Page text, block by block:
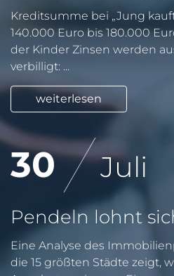
Kreditsumme bei „Jung
140.000 Euro bis 180.000
der Kinder Zinsen werden
verbilligt: ...
weiterlesen
30 Juli
Eine Analyse des
die 15 größten Städte zeigt,